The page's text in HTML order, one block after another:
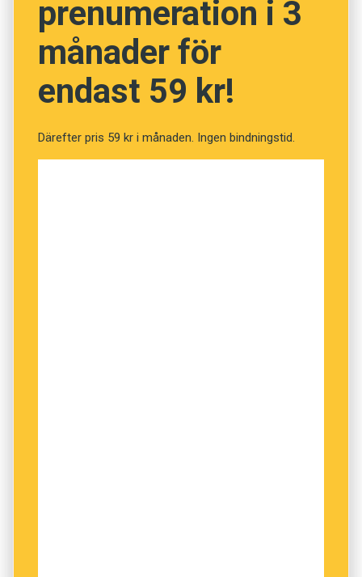
prenumeration i 3
månader för
endast 59 kr!
Därefter pris 59 kr i månaden. Ingen bindningstid.